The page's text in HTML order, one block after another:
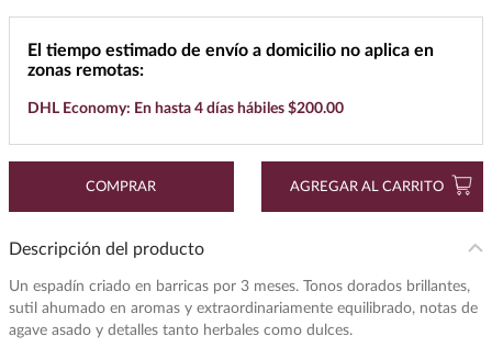
El tiempo estimado de envío a domicilio no aplica en
zonas remotas:
DHL Economy: En hasta 4 días hábiles $200.00
COMPRAR AGREGAR AL CARRITO
Descripción del producto
Un espadín criado en barricas por 3 meses. Tonos dorados brillantes,
sutil ahumado en aromas y extraordinariamente equilibrado, notas de
agave asado y detalles tanto herbales como dulces.
7.
maestro dobel
8.
buchanans
don julio
10. black label